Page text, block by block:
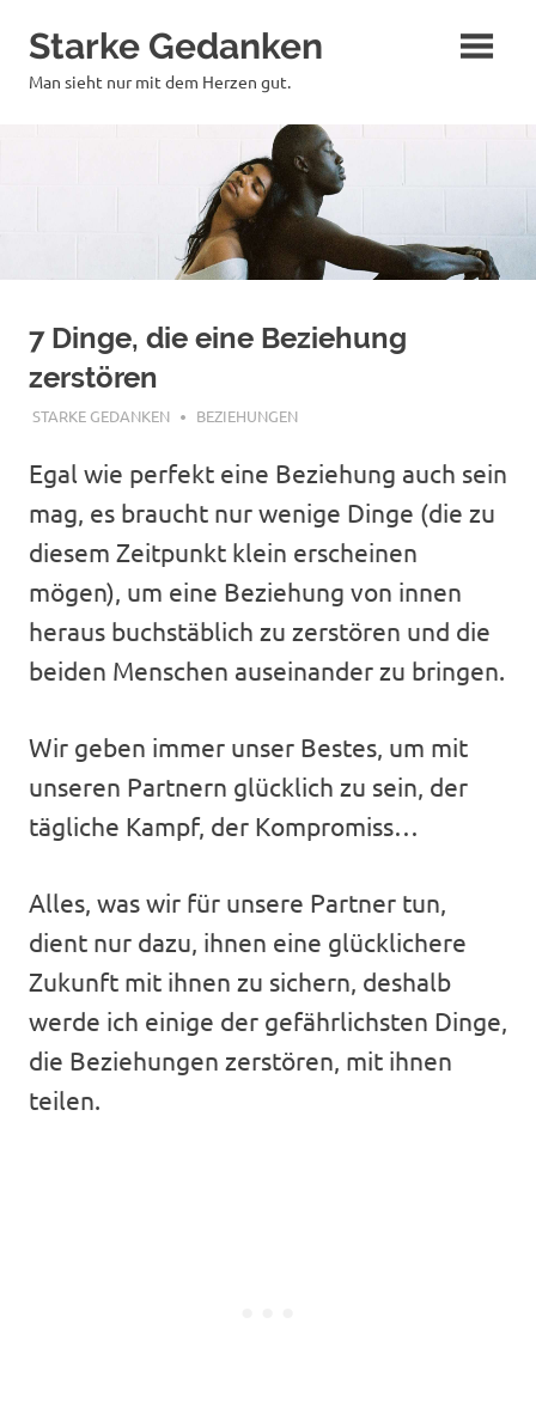
Inhalt
springen
Starke Gedanken
Man sieht nur mit dem Herzen gut.
7 Dinge, die eine Beziehung
zerstören
JUNI 23, 2020
STARKE GEDANKEN BEZIEHUNGEN
Egal wie perfekt eine Beziehung auch sein
mag, es braucht nur wenige Dinge (die zu
diesem Zeitpunkt klein erscheinen
mögen), um eine Beziehung von innen
heraus buchstäblich zu zerstören und die
beiden Menschen auseinander zu bringen.
Wir geben immer unser Bestes, um mit
unseren Partnern glücklich zu sein, der
tägliche Kampf, der Kompromiss…
Alles, was wir für unsere Partner tun,
dient nur dazu, ihnen eine glücklichere
Zukunft mit ihnen zu sichern, deshalb
werde ich einige der gefährlichsten Dinge,
die Beziehungen zerstören, mit ihnen
teilen.